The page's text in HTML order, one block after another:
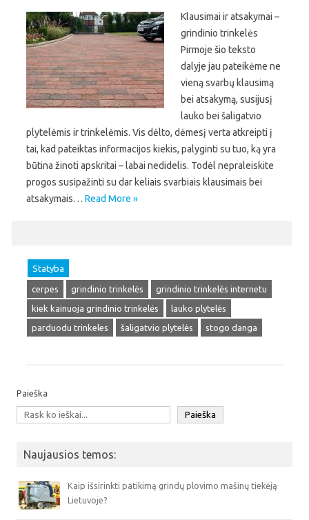
Klausimai ir atsakymai –
grindinio trinkelės
Pirmoje šio teksto
dalyje jau pateikėme ne
vieną svarbų klausimą
bei atsakymą, susijusį
lauko bei šaligatvio
plytelėmis ir trinkelėmis. Vis dėlto, dėmesį verta atkreipti į
tai, kad pateiktas informacijos kiekis, palyginti su tuo, ką yra
būtina žinoti apskritai – labai nedidelis. Todėl nepraleiskite
progos susipažinti su dar keliais svarbiais klausimais bei
atsakymais… Read More »
Statyba
cerpes grindinio trinkelės
grindinio trinkelės internetu
kiek kainuoja grindinio trinkelės
lauko plytelės
parduodu trinkeles
šaligatvio plytelės stogo danga
Paieška
Paieška
Naujausios temos:
Kaip išsirinkti patikimą grindų plovimo mašinų tiekėją
Lietuvoje?